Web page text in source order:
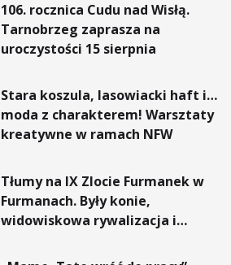
106. rocznica Cudu nad Wisłą.
Tarnobrzeg zaprasza na
uroczystości 15 sierpnia
Stara koszula, lasowiacki haft i…
moda z charakterem! Warsztaty
kreatywne w ramach NFW
Tłumy na IX Zlocie Furmanek w
Furmanach. Były konie,
widowiskowa rywalizacja i